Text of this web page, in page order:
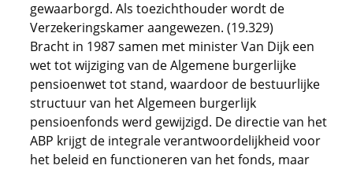
gewaarborgd. Als toezichthouder wordt de
Verzekeringskamer aangewezen. (19.329)
Bracht in 1987 samen met minister Van Dijk een
wet tot wijziging van de Algemene burgerlijke
pensioenwet tot stand, waardoor de bestuurlijke
structuur van het Algemeen burgerlijk
pensioenfonds werd gewijzigd. De directie van het
ABP krijgt de integrale verantwoordelijkheid voor
het beleid en functioneren van het fonds, maar